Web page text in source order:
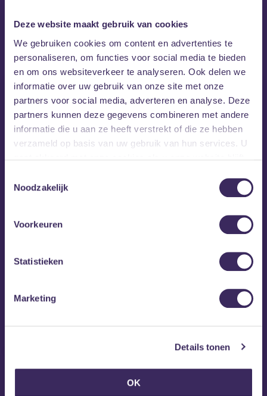
Deze website maakt gebruik van cookies
We gebruiken cookies om content en advertenties te
personaliseren, om functies voor social media te bieden
en om ons websiteverkeer te analyseren. Ook delen we
informatie over uw gebruik van onze site met onze
partners voor social media, adverteren en analyse. Deze
partners kunnen deze gegevens combineren met andere
informatie die u aan ze heeft verstrekt of die ze hebben
verzameld op basis van uw gebruik van hun services. U
Noodzakelijk
Voorkeuren
Statistieken
Marketing
Details tonen
OK
MEZZ tipt
vr 28 aug
40UP